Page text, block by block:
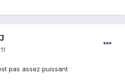
pas assez puissant